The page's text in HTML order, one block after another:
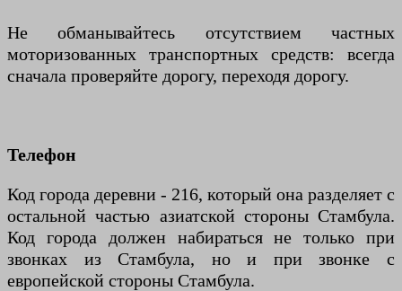
Не обманывайтесь отсутствием частных
моторизованных транспортных средств: всегда
сначала проверяйте дорогу, переходя дорогу.
Телефон
Код города деревни - 216, который она разделяет с
остальной частью азиатской стороны Стамбула.
Код города должен набираться не только при
звонках из Стамбула, но и при звонке с
европейской стороны Стамбула.